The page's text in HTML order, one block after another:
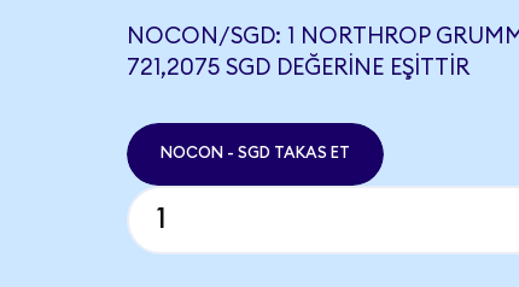
NOCON/SGD: 1 NORTHROP
721,2075 SGD DEĞERINE EŞITTIR
NOCON - SGD TAKAS ET